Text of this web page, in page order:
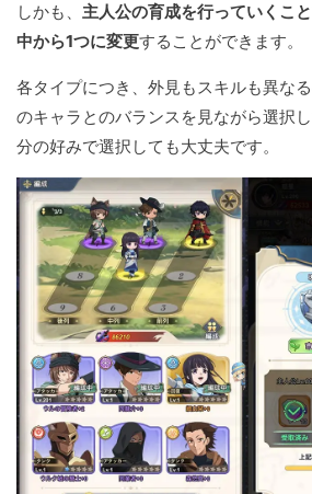
しかも、 主人公の育成を行っていくこ
中から1つに変更することができます。
各タイプにつき、外見もスキルも異な
のキャラとのバランスを見ながら選択
分の好みで選択しても大丈夫です。